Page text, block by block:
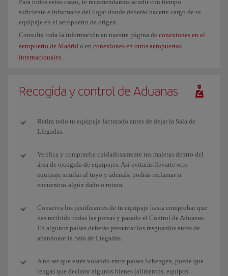
Para todos estos casos, te recomendamos acudir con tiempo
suficiente e informarte del lugar donde deberás hacerte cargo de tu
equipaje en el aeropuerto de origen.
Consulta toda la información en nuestra página de conexiones en el
aeropuerto de Madrid o en conexiones en otros aeropuertos
internacionales.
Recogida y control de Aduanas
Retira todo tu equipaje facturado antes de dejar la Sala de
Llegadas.
Verifica y comprueba cuidadosamente tus maletas dentro del
área de recogida de equipajes. Así evitarás llevarte otro
equipaje similar al tuyo y además, podrás reclamar si
encuentras algún daño o rotura.
Conserva los justificantes de tu equipaje hasta comprobar que
has recibido todas las piezas y pasado el Control de Aduanas.
En algunos países deberás presentar los resguardos antes de
abandonar la Sala de Llegadas.
A no ser que estés volando entre países Schengen, puede que
tengas que declarar algunos bienes (alimentos, equipos